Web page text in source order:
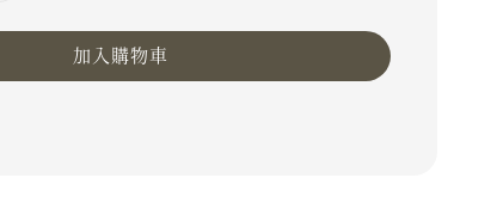
加入購物車